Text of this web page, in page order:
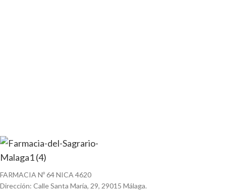
FARMACIA Nº 64 NICA 4620
Dirección: Calle Santa María, 29, 29015 Málaga.